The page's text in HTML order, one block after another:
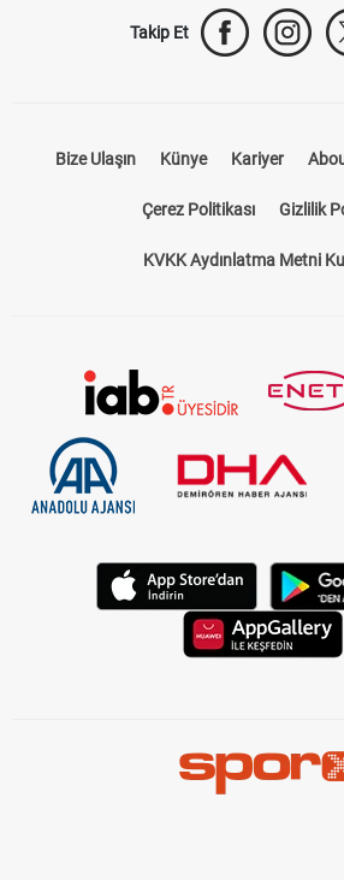
Takip Et
Bize Ulaşın Künye Kariyer
Çerez Politikası Gizlilik
KVKK Aydınlatma Metni